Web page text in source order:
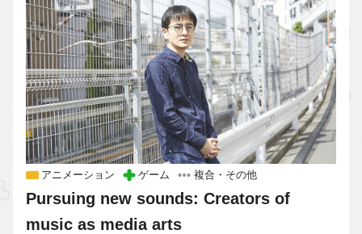
アニメーション ゲーム 複合・その他
Pursuing new sounds: Creators of
music as media arts